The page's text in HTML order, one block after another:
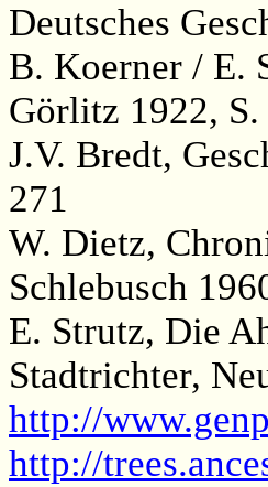
Deutsches
B. Koerner / E.
Görlitz 1922, S.
J.V. Bredt,
271
W. Dietz,
Schlebusch
E. Strutz, Die
Stadtrichter,
http://
http://